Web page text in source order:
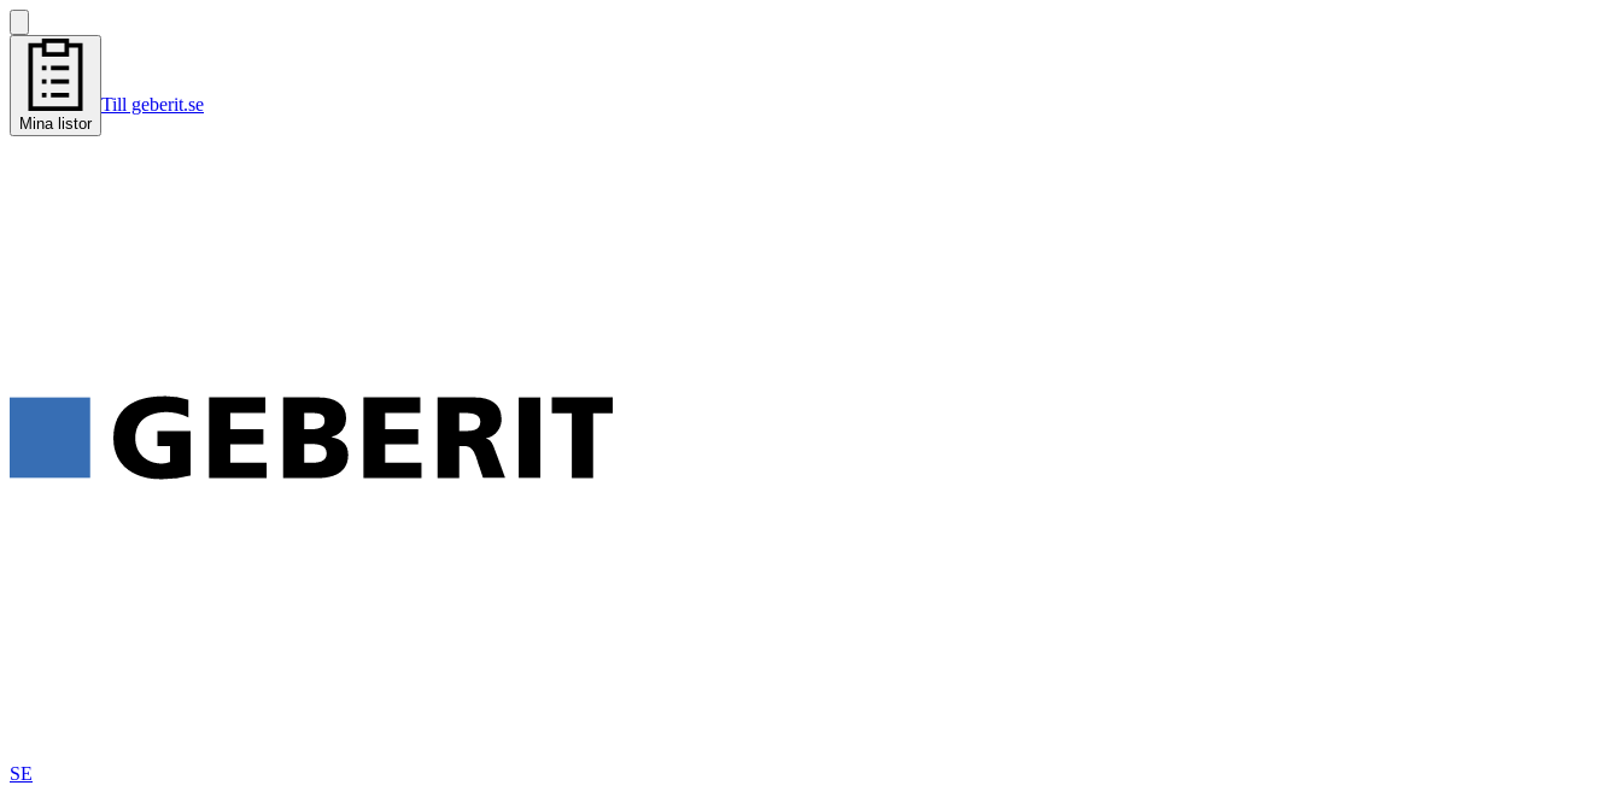
Mina listor
Till geberit.se
SE